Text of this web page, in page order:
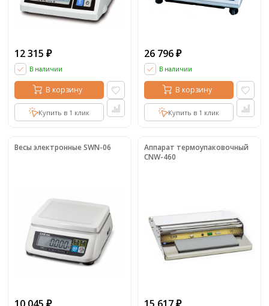
12 315 ₽
В наличии
В корзину
Купить в 1 клик
26 796 ₽
В наличии
В корзину
Купить в 1 клик
Весы электронные SWN-06
₽
Аппарат термоупаковочный
CNW-460
₽